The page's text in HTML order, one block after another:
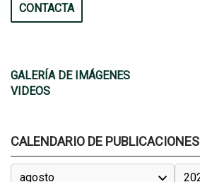
CONTACTA
GALERÍA DE IMÁGENES
VIDEOS
CALENDARIO DE PUBLICACIONES